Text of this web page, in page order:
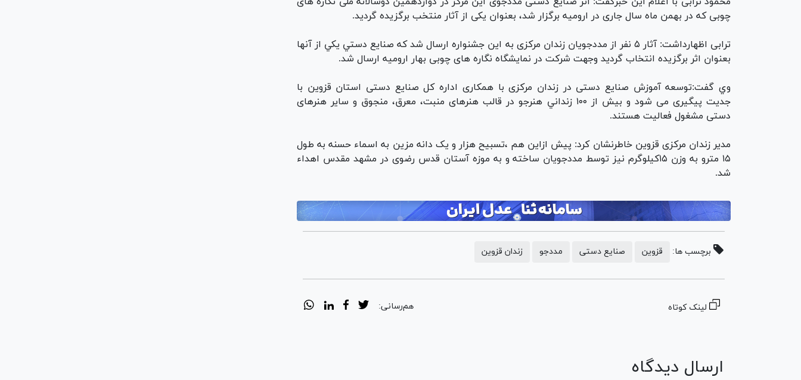
چوبی که در بهمن ماه سال جاری در ارومیه برگزار شد، بعنوان یکی از آثار منتخب برگزیده گردید.
ترابی اظهارداشت: آثار ۵ نفر از مددجویان زندان مرکزی به این جشنواره ارسال شد که صنايع دستي يكي از آنها
بعنوان اثر برگزیده انتخاب گردید وجهت شرکت در نمایشگاه نگاره های چوبی بهار ارومیه ارسال شد.
وي گفت:توسعه آموزش صنایع دستی در زندان مرکزی با همكاری اداره کل صنایع دستی استان قزوین با
جدیت پیگیری می شود و بیش از ۱۰۰ زنداني هنرجو در قالب هنرهای منبت، معرق، منجوق و سایر هنرهای
دستی مشغول فعالیت هستند.
مدیر زندان مرکزی قزوین خاطرنشان كرد: پیش ازاین هم ،تسبیح هزار و یک دانه مزین به اسماء حسنه به طول
۱۵ مترو به وزن ۱۵کیلوگرم نیز توسط مددجویان ساخته و به موزه آستان قدس رضوی در مشهد مقدس اهداء
شد.
برچسب ها: قزوین صنایع دستی مددجو زندان قزوین
لینک کوتاه هم‌رسانی:
ارسال دیدگاه